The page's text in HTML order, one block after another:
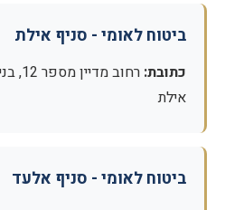
ביטוח לאומי - סניף אילת
כתובת:
אילת
ביטוח לאומי - סניף אלעד